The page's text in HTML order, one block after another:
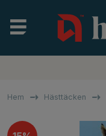
Hem Hästtäcken